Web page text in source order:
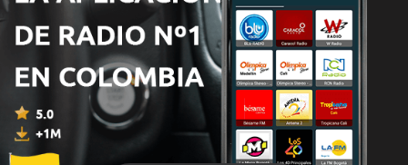
Episodios
1 - San Francisco de Asís
06 nov. 2020